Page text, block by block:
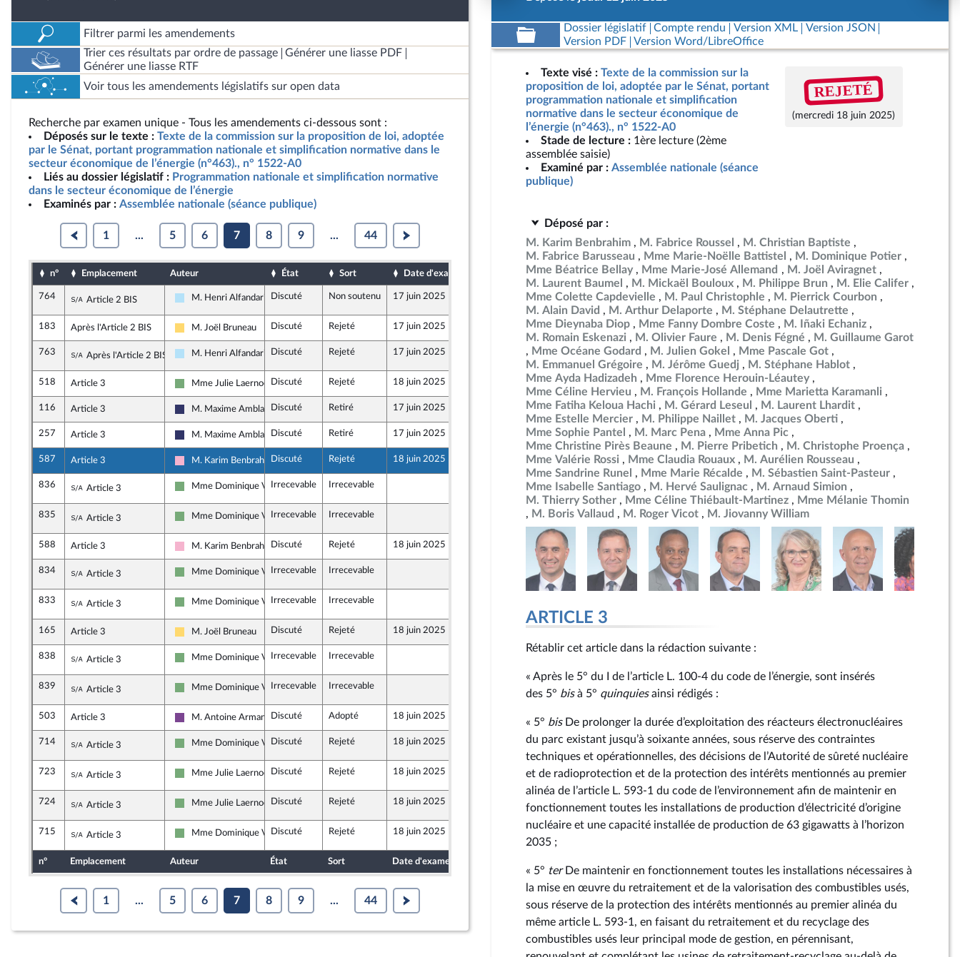
Filtrer parmi les amendements
Trier ces résultats par ordre de passage
Générer une liasse PDF
Générer une liasse RTF
Voir tous les amendements législatifs sur open data
Recherche par examen unique - Tous les amendements ci-dessous sont :
Déposés sur le texte : Texte de la commission sur la proposition de loi, adoptée
par le Sénat, portant programmation nationale et simplification normative dans le
secteur économique de l’énergie (n°463)., n° 1522-A0
Liés au dossier législatif : Programmation nationale et simplification normative
dans le secteur économique de l’énergie
Examinés par : Assemblée nationale (séance publique)
1 ... 5 6 7 8 9 ... 44
n° Emplacement Auteur État Sort Date d'examen Date de dépôt
764 Sous-amendement de l'amendement n°517
Article 2 BIS Horizons & Indépendants
M. Henri Alfandari Discuté Non soutenu 17 juin 2025 16 juin 2025
183 Après l'Article 2 BIS
Libertés, Indépendants, Outre-mer et Territoires
M. Joël Bruneau Discuté Rejeté 17 juin 2025 12 juin 2025
763 Sous-amendement de l'amendement n°183
Après l'Article 2 BIS Horizons & Indépendants
M. Henri Alfandari Discuté Rejeté 17 juin 2025 16 juin 2025
518 Article 3
Écologiste et Social
Mme Julie LaernoesDiscuté Rejeté 18 juin 2025 12 juin 2025
116 Article 3
Rassemblement National
M. Maxime AmblardDiscuté Retiré 17 juin 2025 11 juin 2025
257 Article 3
Rassemblement National
M. Maxime AmblardDiscuté Retiré 17 juin 2025 12 juin 2025
587 Article 3
Socialistes et apparentés
M. Karim BenbrahimDiscuté Rejeté 18 juin 2025 12 juin 2025
836 Sous-amendement de l'amendement n°587
Article 3 Écologiste et Social
Mme Dominique VoynetIrrecevable Irrecevable 18 juin 2025
835 Sous-amendement de l'amendement n°587
Article 3 Écologiste et Social
Mme Dominique VoynetIrrecevable Irrecevable 18 juin 2025
588 Article 3
Socialistes et apparentés
M. Karim BenbrahimDiscuté Rejeté 18 juin 2025
834 Sous-amendement de l'amendement n°588
Article 3 Écologiste et Social
Mme Dominique VoynetIrrecevable Irrecevable
833 Sous-amendement de l'amendement n°588
Article 3 Écologiste et Social
Mme Dominique VoynetIrrecevable Irrecevable
165 Article 3
Libertés, Indépendants, Outre-mer et Territoires
M. Joël Bruneau Discuté Rejeté 18 juin 2025 11 juin 2025
838 Sous-amendement de l'amendement n°165
Article 3 Écologiste et Social
Mme Dominique VoynetIrrecevable Irrecevable
839 Sous-amendement de l'amendement n°165
Article 3 Écologiste et Social
Mme Dominique VoynetIrrecevable Irrecevable
503 Article 3
Ensemble pour la République
M. Antoine Armand Discuté Adopté 18 juin 2025
714 Sous-amendement de l'amendement n°503
Article 3 Écologiste et Social
Mme Dominique Voynet
Discuté Rejeté 18 juin 2025 16 juin 2025
723 Sous-amendement de l'amendement n°503
Article 3 Écologiste et Social
Mme Julie LaernoesDiscuté Rejeté 18 juin 2025 16 juin 2025
724 Sous-amendement de l'amendement n°503
Article 3 Écologiste et Social
Mme Julie LaernoesDiscuté Rejeté 18 juin 2025 16 juin 2025
715 Sous-amendement de l'amendement n°503
Article 3 Écologiste et Social
Mme Dominique Voynet
Discuté Rejeté 18 juin 2025 16 juin 2025
n° Emplacement Auteur État Sort Date d'examen
1 ... 5 6 7 8 9 ... 44
Dossier législatif Compte rendu Version XML
Version JSON
Version PDF
Version Word/LibreOffice
Texte visé : Texte de la commission sur la
proposition de loi, adoptée par le Sénat, portant
programmation nationale et simplification
normative dans le secteur économique de
l’énergie (n°463)., n° 1522-A0
Stade de lecture : 1ère lecture (2ème
assemblée saisie)
Examiné par : Assemblée nationale (séance
publique)
REJETÉ
(mercredi 18 juin 2025)
Déposé par :
M. Karim Benbrahim
M. Fabrice Roussel
M. Christian Baptiste
M. Fabrice Barusseau
Mme Marie-Noëlle Battistel
M. Dominique Potier
Mme Béatrice Bellay
Mme Marie-José Allemand
M. Joël Aviragnet
M. Laurent Baumel
M. Mickaël Bouloux M. Philippe Brun
M. Elie Califer
Mme Colette Capdevielle
M. Paul Christophle
M. Pierrick Courbon
M. Alain David
M. Arthur Delaporte
M. Stéphane Delautrette
Mme Dieynaba Diop
Mme Fanny Dombre Coste
M. Iñaki Echaniz
M. Romain Eskenazi
M. Olivier Faure M. Denis Fégné
M. Guillaume Garot
Mme Océane Godard
M. Julien Gokel
Mme Pascale Got
M. Emmanuel Grégoire
M. Jérôme Guedj
M. Stéphane Hablot
Mme Ayda Hadizadeh
Mme Florence Herouin-Léautey
Mme Céline Hervieu
M. François Hollande
Mme Marietta Karamanli
Mme Fatiha Keloua Hachi
M. Gérard Leseul
M. Laurent Lhardit
Mme Estelle Mercier
M. Philippe Naillet
M. Jacques Oberti
Mme Sophie Pantel
M. Marc Pena
Mme Anna Pic
Mme Christine Pirès Beaune
M. Pierre Pribetich
M. Christophe Proença
Mme Valérie Rossi
Mme Claudia Rouaux
M. Aurélien Rousseau
Mme Sandrine Runel
Mme Marie Récalde
M. Sébastien Saint-Pasteur
Mme Isabelle Santiago
M. Hervé Saulignac
M. Arnaud Simion
M. Thierry Sother
Mme Céline Thiébault-Martinez
Mme Mélanie Thomin
M. Boris Vallaud
M. Roger Vicot M. Jiovanny William
ARTICLE 3
Rétablir cet article dans la rédaction suivante :
« Après le 5° du I de l’article L. 100‑4 du code de l’énergie, sont insérés
des 5° bisà 5° quinquiesainsi rédigés :
« 5° bisDe prolonger la durée d’exploitation des réacteurs électronucléaires
du parc existant jusqu’à soixante années, sous réserve des contraintes
techniques et opérationnelles, des décisions de l’Autorité de sûreté nucléaire
et de radioprotection et de la protection des intérêts mentionnés au premier
alinéa de l’article L. 593‑1 du code de l’environnement afin de maintenir en
fonctionnement toutes les installations de production d’électricité d’origine
nucléaire et une capacité installée de production de 63 gigawatts à l’horizon
2035 ;
« 5° terDe maintenir en fonctionnement toutes les installations nécessaires à
la mise en œuvre du retraitement et de la valorisation des combustibles usés,
sous réserve de la protection des intérêts mentionnés au premier alinéa du
même article L. 593‑1, en faisant du retraitement et du recyclage des
combustibles usés leur principal mode de gestion, en pérennisant,